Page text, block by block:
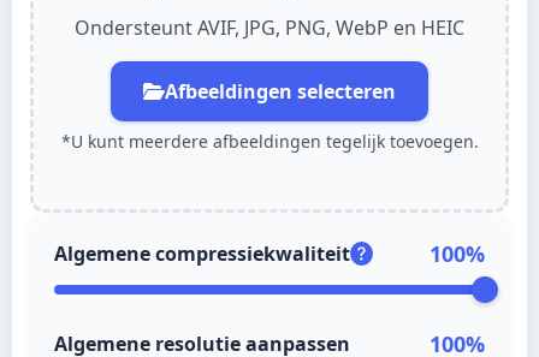
Italiano
Nederlands
Norsk bokmål
Ondersteunt AVIF, JPG, PNG, WebP en HEIC
Afbeeldingen selecteren
*U kunt meerdere afbeeldingen tegelijk toevoegen.
Algemene compressiekwaliteit 100%
Algemene resolutie aanpassen 100%